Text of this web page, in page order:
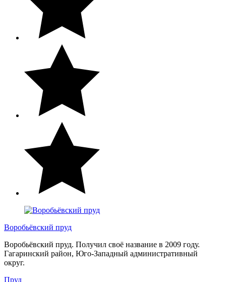
Воробьёвский пруд
Воробьёвский пруд. Получил своё название в 2009 году.
Гагаринский район, Юго-Западный административный
округ.
Пруд